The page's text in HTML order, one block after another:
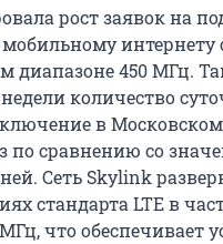
рост заявок на
интернету
диапазоне 450 МГц.
количество
в
по сравнению со
Сеть Skylink
стандарта LTE в
что обеспечивает